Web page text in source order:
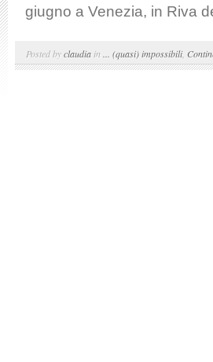
giugno a Venezia, in Riva
Posted byclaudia in ... (quasi) impossibili,